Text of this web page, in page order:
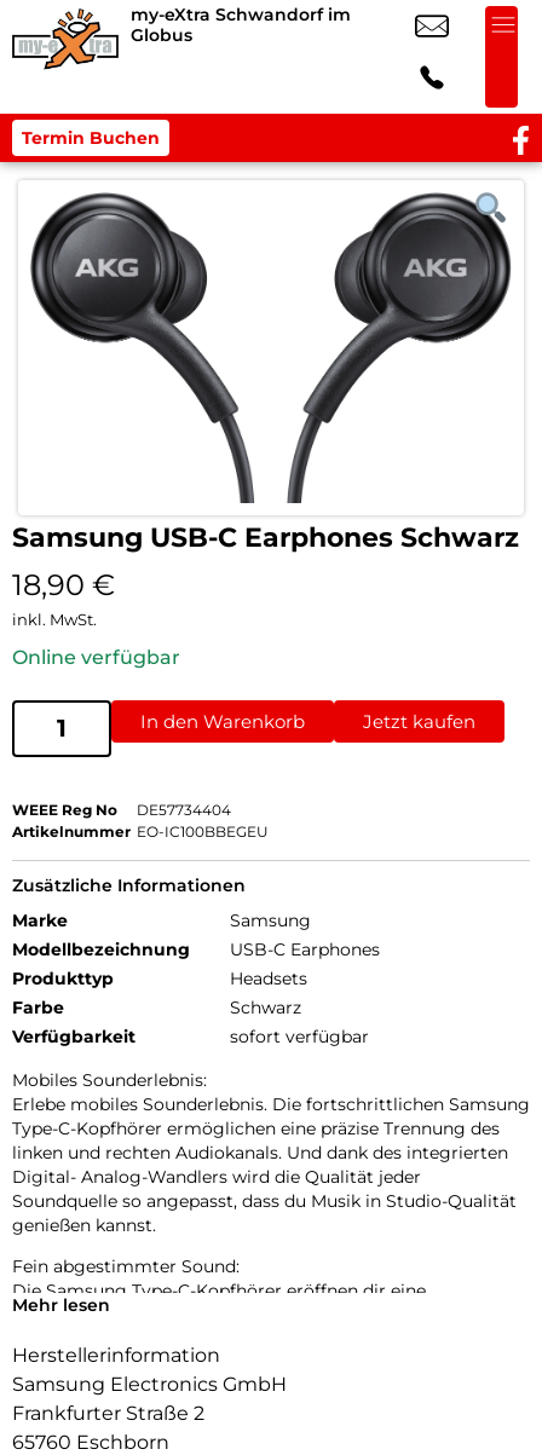
my-eXtra Schwandorf im
Globus
Termin Buchen
Samsung USB-C Earphones Schwarz
18,90 €
inkl. MwSt.
Online verfügbar
In den Warenkorb Jetzt kaufen
WEEE Reg No
DE57734404
Artikelnummer EO-IC100BBEGEU
Zusätzliche Informationen
Marke
Samsung
Modellbezeichnung
USB-C Earphones
Produkttyp
Headsets
Farbe
Schwarz
Verfügbarkeit
sofort verfügbar
Mobiles Sounderlebnis:
Erlebe mobiles Sounderlebnis. Die fortschrittlichen Samsung
Type-C-Kopfhörer ermöglichen eine präzise Trennung des
linken und rechten Audiokanals. Und dank des integrierten
Digital- Analog-Wandlers wird die Qualität jeder
Soundquelle so angepasst, dass du Musik in Studio-Qualität
genießen kannst.
Fein abgestimmter Sound:
Die Samsung Type-C-Kopfhörer eröffnen dir eine
facettenreiche Klangwelt mit klarem und ausgewogenem
ausgestattet und bieten satten Klang, der klar und
ausgewogen wiedergegeben wird. Abgestimmt durch die
Sound-Experten von AKG, kannst du mit den Type-C-
Kopfhörern von Samsung professionellen Sound erleben.
Mehr lesen
Herstellerinformation
Samsung Electronics GmbH
Frankfurter Straße 2
65760 Eschborn